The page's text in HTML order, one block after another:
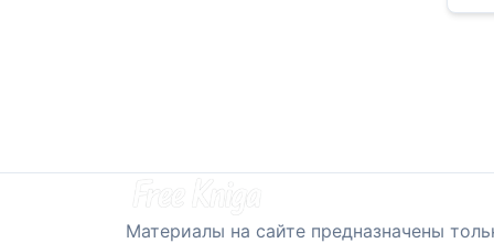
Материалы на сайте предназначены